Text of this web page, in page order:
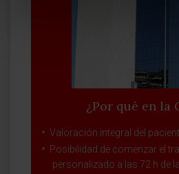
¿Por qué en la
Valoración integral del
Posibilidad de comenzar el
personalizado a las 72 h de